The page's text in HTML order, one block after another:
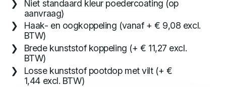
Niet standaard kleur poedercoating (op
aanvraag)
Haak- en oogkoppeling (vanaf + € 9,08 excl.
BTW)
Brede kunststof koppeling (+ € 11,27 excl.
BTW)
Losse kunststof pootdop met vilt (+ €
1,44 excl. BTW)